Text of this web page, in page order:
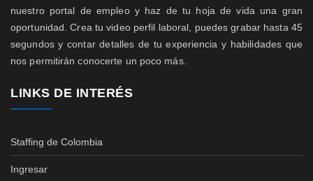
nuestro portal de empleo y haz de tu hoja de vida una gran
oportunidad. Crea tu video perfil laboral, puedes grabar hasta 45
segundos y contar detalles de tu experiencia y habilidades que
nos permitirán conocerte un poco más.
LINKS DE INTERÉS
Staffing de Colombia
Ingresar